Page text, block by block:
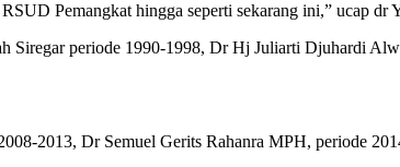
Pemangkat hingga seperti sekarang ini,” ucap dr
Siregar periode 1990-1998, Dr Hj Juliarti Djuhardi
2013, Dr Semuel Gerits Rahanra MPH, periode